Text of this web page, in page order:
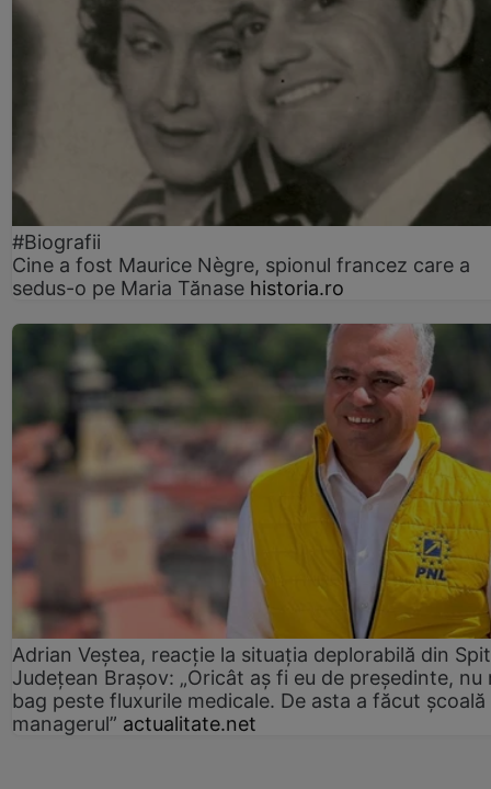
#Biografii
Cine a fost Maurice Nègre, spionul francez care a
sedus-o pe Maria Tănase historia.ro
Adrian Veștea, reacție la situația deplorabilă din
Județean Brașov: „Oricât aș fi eu de președinte, nu
bag peste fluxurile medicale. De asta a făcut școală
managerul” actualitate.net